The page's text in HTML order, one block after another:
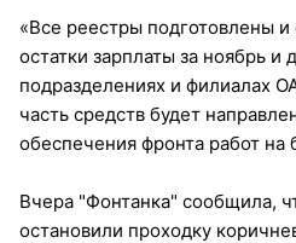
«Все реестры подготовлены
остатки зарплаты за ноябрь и
подразделениях и филиалах
часть средств будет
обеспечения фронта работ на
Вчера "Фонтанка" сообщила,
остановили проходку